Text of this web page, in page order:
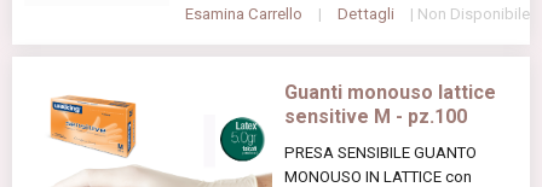
Esamina Carrello | Dettagli | Non Disponibile
Guanti monouso lattice
sensitive M - pz.100
PRESA SENSIBILE GUANTO
MONOUSO IN LATTICE con